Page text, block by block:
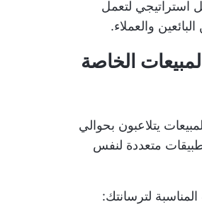
استراتيجي لتعمل
والعملاء.
الخاصة
المبيعات يتلاعبون بحوالي
متعددة لنفس
لترسانتك: